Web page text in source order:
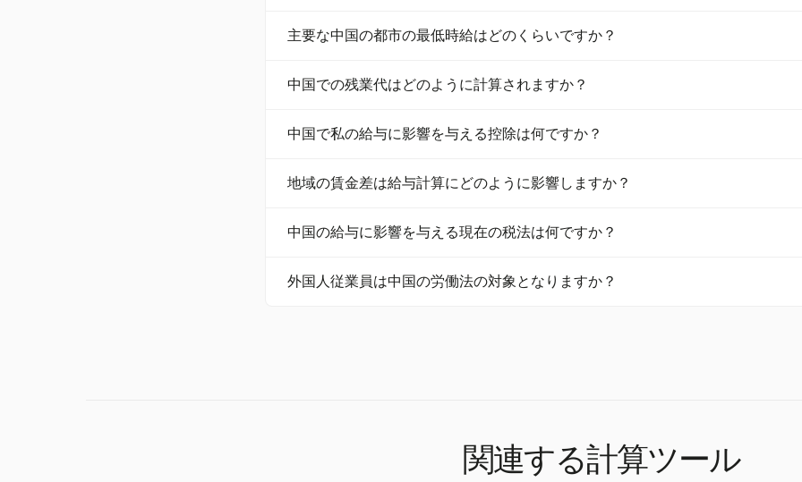
給が得られます。
主要な中国の都市の最低時給はどのくらいですか？
ち、湖南などの地域ではRMB 13からRMB 15のレートがあります。
中国での残業代はどのように計算されますか？
を確保するために、労働時間を正確に記録することが重要です。
中国で私の給与に影響を与える控除は何ですか？
与の15.5%から22.5%を占めます。
地域の賃金差は給与計算にどのように影響しますか？
高い最低賃金を持ち、控除や残業計算の基準に影響を与えます。
中国の給与に影響を与える現在の税法は何ですか？
MB 5,000の標準控除を適用し、手取り給与計算に影響を与えます。
外国人従業員は中国の労働法の対象となりますか？
関連する計算ツール